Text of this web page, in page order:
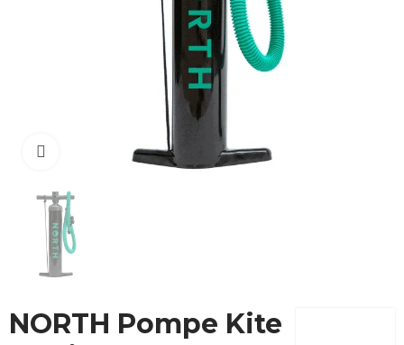
Cliquez pour agrandir
NORTH Pompe Kite